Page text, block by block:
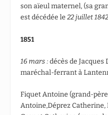
son aïeul maternel, (sa
est décédée le22 juillet 1842
1851
16 mars :décès de
maréchal-ferrant à
Fiquet Antoine (grand-père
Antoine,Déprez